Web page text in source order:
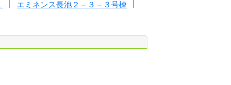
エミネンス長池２－３－３号棟